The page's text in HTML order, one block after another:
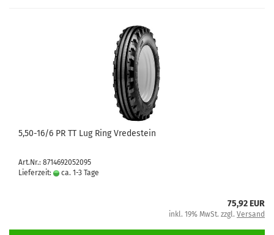
5,50-16/6 PR TT Lug Ring Vredestein
Art.Nr.: 8714692052095
Lieferzeit:
ca. 1-3 Tage
75,92 EUR
inkl. 19% MwSt. zzgl. Versand